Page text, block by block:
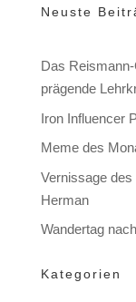
Neuste
Das
prägende
Iron Influencer
Meme des
Vernissage
Herman
Wandertag
Kategorien